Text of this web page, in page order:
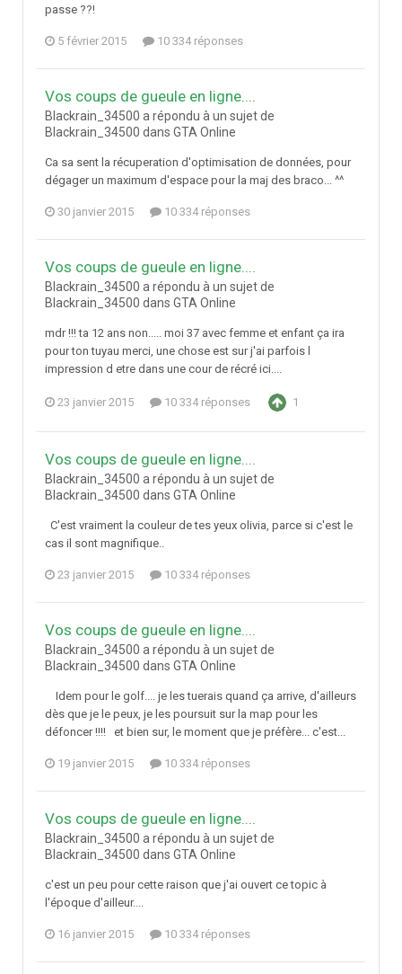
passe ??!
5 février 2015 10 334 réponses
Vos coups de gueule en ligne....
Blackrain_34500 a répondu à un sujet de
Blackrain_34500 dans GTA Online
Ca sa sent la récuperation d'optimisation de données, pour
dégager un maximum d'espace pour la maj des braco... ^^
30 janvier 2015 10 334 réponses
Vos coups de gueule en ligne....
Blackrain_34500 a répondu à un sujet de
Blackrain_34500 dans GTA Online
mdr !!! ta 12 ans non..... moi 37 avec femme et enfant ça ira
pour ton tuyau merci, une chose est sur j'ai parfois l
impression d etre dans une cour de récré ici....
23 janvier 2015 10 334 réponses 1
Vos coups de gueule en ligne....
Blackrain_34500 a répondu à un sujet de
Blackrain_34500 dans GTA Online
C'est vraiment la couleur de tes yeux olivia, parce si c'est le
cas il sont magnifique..
23 janvier 2015 10 334 réponses
Vos coups de gueule en ligne....
Blackrain_34500 a répondu à un sujet de
Blackrain_34500 dans GTA Online
Idem pour le golf.... je les tuerais quand ça arrive, d'ailleurs
dès que je le peux, je les poursuit sur la map pour les
défoncer !!!! et bien sur, le moment que je préfère... c'est...
19 janvier 2015 10 334 réponses
Vos coups de gueule en ligne....
Blackrain_34500 a répondu à un sujet de
Blackrain_34500 dans GTA Online
c'est un peu pour cette raison que j'ai ouvert ce topic à
l'époque d'ailleur....
16 janvier 2015 10 334 réponses